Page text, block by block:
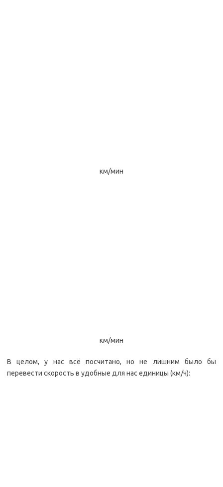
км/мин
км/мин
В целом, у нас всё посчитано, но не лишним было бы
перевести скорость в удобные для нас единицы (км/ч):